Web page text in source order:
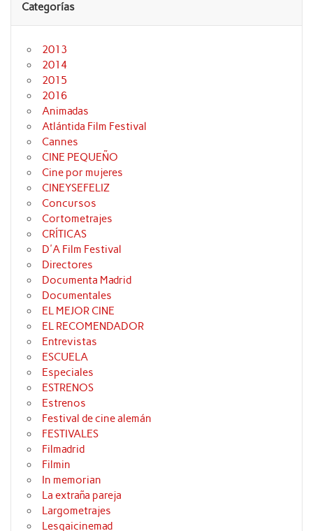
Categorías
2013
2014
2015
2016
Animadas
Atlántida Film Festival
Cannes
CINE PEQUEÑO
Cine por mujeres
CINEYSEFELIZ
Concursos
Cortometrajes
CRÍTICAS
D'A Film Festival
Directores
Documenta Madrid
Documentales
EL MEJOR CINE
EL RECOMENDADOR
Entrevistas
ESCUELA
Especiales
ESTRENOS
Estrenos
Festival de cine alemán
FESTIVALES
Filmadrid
Filmin
In memorian
La extraña pareja
Largometrajes
Lesgaicinemad